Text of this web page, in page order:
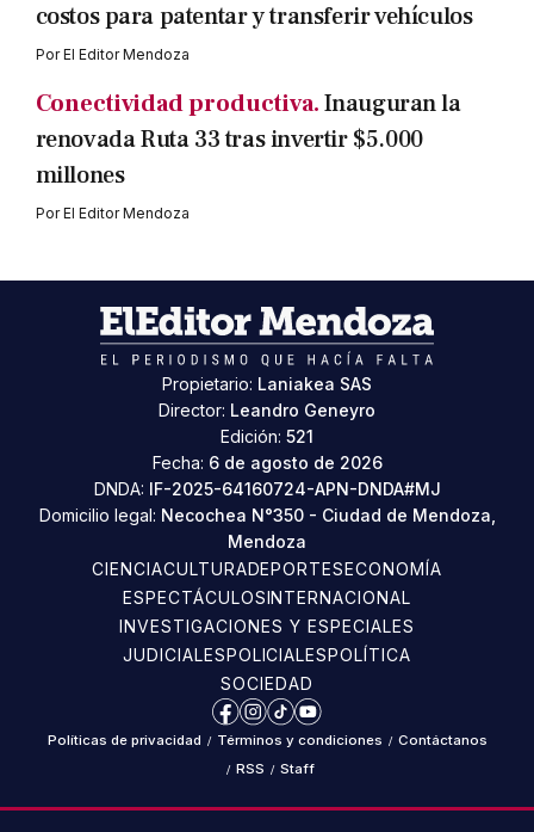
costos para patentar y transferir vehículos
PorEl Editor Mendoza
Conectividad productiva.Inauguran la
renovada Ruta 33 tras invertir $5.000
millones
PorEl Editor Mendoza
Propietario: Laniakea SAS
Director: Leandro Geneyro
Edición: 521
Fecha: 6 de agosto de 2026
DNDA: IF-2025-64160724-APN-DNDA#MJ
Domicilio legal: Necochea N°350 - Ciudad de Mendoza,
Mendoza
CIENCIACULTURADEPORTESECONOMÍA
ESPECTÁCULOSINTERNACIONAL
INVESTIGACIONES Y ESPECIALES
JUDICIALESPOLICIALESPOLÍTICA
SOCIEDAD
Facebook
Instagram
TikTokYouTube
Políticas de privacidad / Términos y condiciones / Contáctanos
/ RSS / Staff